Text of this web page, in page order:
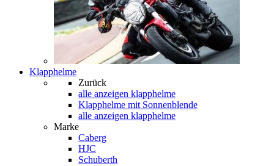
Klapphelme
Zurück
alle anzeigen klapphelme
Klapphelme mit Sonnenblende
alle anzeigen klapphelme
Marke
Caberg
HJC
Schuberth